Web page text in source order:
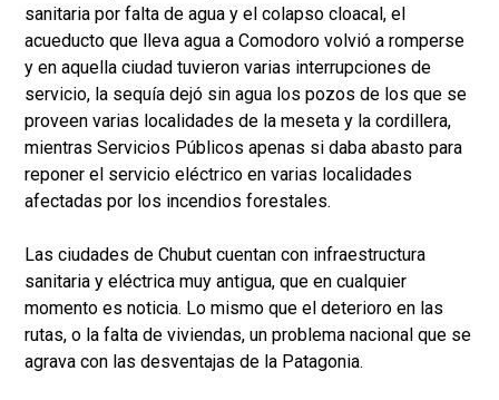
sanitaria por falta de agua y el colapso cloacal, el
acueducto que lleva agua a Comodoro volvió a romperse
y en aquella ciudad tuvieron varias interrupciones de
servicio, la sequía dejó sin agua los pozos de los que se
proveen varias localidades de la meseta y la cordillera,
mientras Servicios Públicos apenas si daba abasto para
reponer el servicio eléctrico en varias localidades
afectadas por los incendios forestales.
Las ciudades de Chubut cuentan con infraestructura
sanitaria y eléctrica muy antigua, que en cualquier
momento es noticia. Lo mismo que el deterioro en las
rutas, o la falta de viviendas, un problema nacional que se
agrava con las desventajas de la Patagonia.